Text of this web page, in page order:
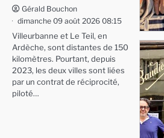
Gérald Bouchon
dimanche 09 août 2026 08:15
Villeurbanne et Le Teil, en
Ardèche, sont distantes de 150
kilomètres. Pourtant, depuis
2023, les deux villes sont liées
par un contrat de réciprocité,
piloté…